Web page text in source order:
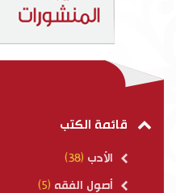
قائمة الكتب
الأدب (38)
أصول الفقه (5)